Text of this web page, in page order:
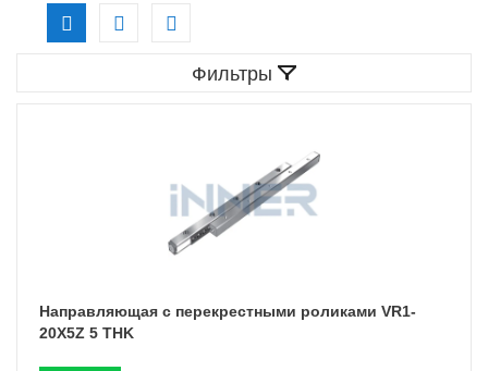
Фильтры
Направляющая с перекрестными роликами VR1-
20X5Z 5 THK